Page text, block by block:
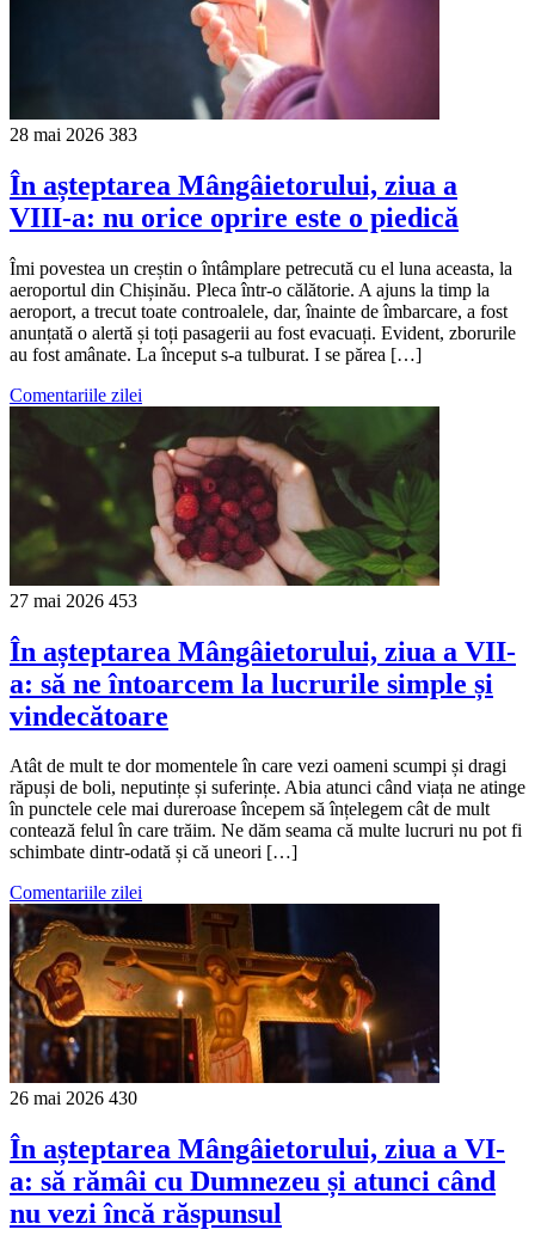
28 mai 2026 383
În așteptarea Mângâietorului, ziua a
VIII-a: nu orice oprire este o piedică
Îmi povestea un creștin o întâmplare petrecută cu el luna aceasta, la
aeroportul din Chișinău. Pleca într-o călătorie. A ajuns la timp la
aeroport, a trecut toate controalele, dar, înainte de îmbarcare, a fost
anunțată o alertă și toți pasagerii au fost evacuați. Evident, zborurile
au fost amânate. La început s-a tulburat. I se părea […]
Comentariile zilei
27 mai 2026 453
În așteptarea Mângâietorului, ziua a VII-
a: să ne întoarcem la lucrurile simple și
vindecătoare
Atât de mult te dor momentele în care vezi oameni scumpi și dragi
răpuși de boli, neputințe și suferințe. Abia atunci când viața ne atinge
în punctele cele mai dureroase începem să înțelegem cât de mult
contează felul în care trăim. Ne dăm seama că multe lucruri nu pot fi
schimbate dintr-odată și că uneori […]
Comentariile zilei
26 mai 2026 430
În așteptarea Mângâietorului, ziua a VI-
a: să rămâi cu Dumnezeu și atunci când
nu vezi încă răspunsul